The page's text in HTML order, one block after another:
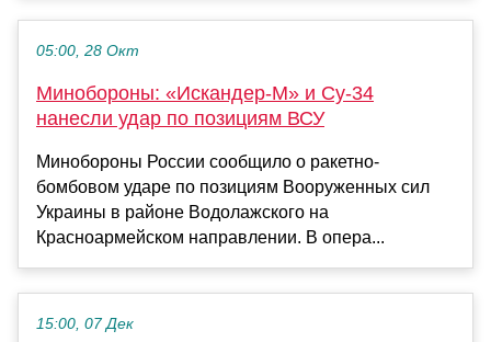
05:00, 28 Окт
Минобороны: «Искандер-М» и Су-34
нанесли удар по позициям ВСУ
Минобороны России сообщило о ракетно-
бомбовом ударе по позициям Вооруженных сил
Украины в районе Водолажского на
Красноармейском направлении. В опера...
15:00, 07 Дек